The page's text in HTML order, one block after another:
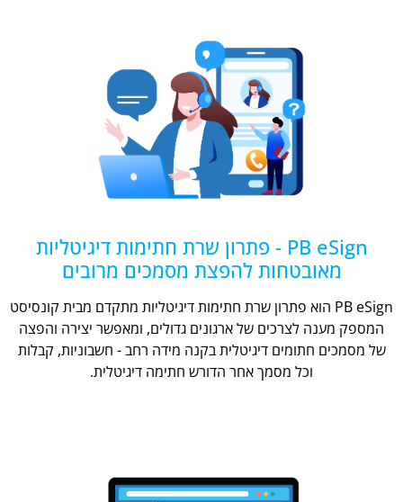
PB eSign - פתרון שרת חתימות דיגיטליות
מאובטחות להפצת מסמכים מרובים
PB eSign הוא פתרון שרת חתימות דיגיטליות מתקדם מבית קונסיסט
המספק מענה לצרכים של ארגונים גדולים, ומאפשר יצירה והפצה
של מסמכים חתומים דיגיטלית בקנה מידה רחב - חשבוניות, קבלות
וכל מסמך אחר הדורש חתימה דיגיטלית.